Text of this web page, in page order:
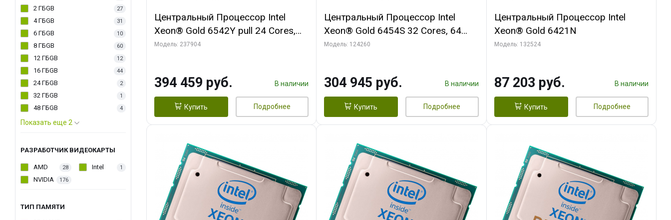
2 ГБGB 27
4 ГБGB 31
6 ГБGB 10
8 ГБGB 60
12 ГБGB 12
16 ГБGB 44
24 ГБGB 2
32 ГБGB 1
48 ГБGB 4
Показать еще 2
РАЗРАБОТЧИК ВИДЕОКАРТЫ
AMD 28 Intel 1
NVIDIA 176
ТИП ПАМЯТИ
Центральный Процессор Intel
Xeon® Gold 6542Y pull 24 Cores,
48 Threads, 2.9/4.1GHz, 60M,
Модель: 237904
394 459 руб. В наличии
Купить Подробнее
Центральный Процессор Intel
Xeon® Gold 6454S 32 Cores, 64
Threads, 2.2/3.4GHz, 60M, DDR5-
Модель: 124260
304 945 руб. В наличии
Купить Подробнее
Центральный Процессор Intel
Xeon® Gold 6421N
Модель: 132524
87 203 руб. В наличии
Купить Подробнее